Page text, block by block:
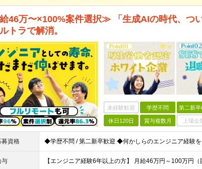
46万〜×100%案件選択≫ 「生成AIの時代、つ
トラで解消。
未経験歓迎 学歴不問 第二新卒
休日120日 賞与複数月 上場企
募資格
与